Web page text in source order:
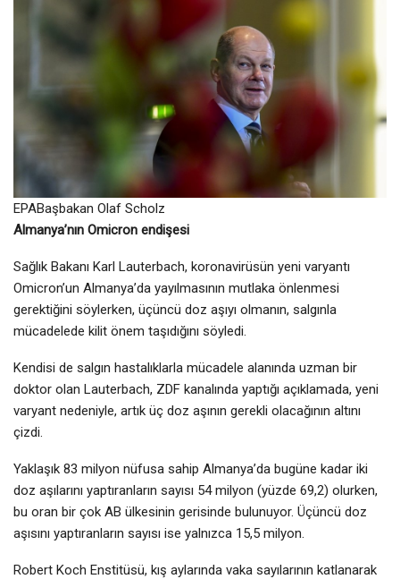
EPABaşbakan Olaf Scholz
Almanya’nın Omicron endişesi
Sağlık Bakanı Karl Lauterbach, koronavirüsün yeni varyantı
Omicron’un Almanya’da yayılmasının mutlaka önlenmesi
gerektiğini söylerken, üçüncü doz aşıyı olmanın, salgınla
mücadelede kilit önem taşıdığını söyledi.
Kendisi de salgın hastalıklarla mücadele alanında uzman bir
doktor olan Lauterbach, ZDF kanalında yaptığı açıklamada, yeni
varyant nedeniyle, artık üç doz aşının gerekli olacağının altını
çizdi.
Yaklaşık 83 milyon nüfusa sahip Almanya’da bugüne kadar iki
doz aşılarını yaptıranların sayısı 54 milyon (yüzde 69,2) olurken,
bu oran bir çok AB ülkesinin gerisinde bulunuyor. Üçüncü doz
aşısını yaptıranların sayısı ise yalnızca 15,5 milyon.
Robert Koch Enstitüsü, kış aylarında vaka sayılarının katlanarak